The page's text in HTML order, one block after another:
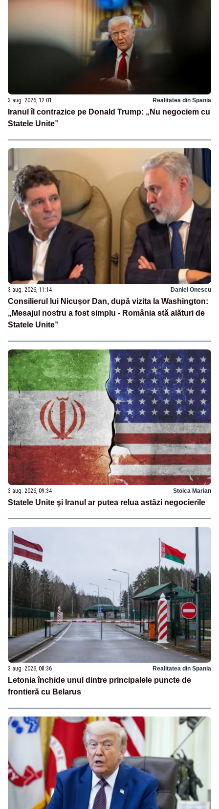
3 aug. 2026, 12:01 Realitatea din Spania
Iranul îl contrazice pe Donald Trump: „Nu negociem cu
Statele Unite”
3 aug. 2026, 11:14 Daniel Onescu
Consilierul lui Nicușor Dan, după vizita la Washington:
„Mesajul nostru a fost simplu - România stă alături de
Statele Unite”
3 aug. 2026, 09:34 Stoica Marian
Statele Unite şi Iranul ar putea relua astăzi negocierile
3 aug. 2026, 08:36 Realitatea din Spania
Letonia închide unul dintre principalele puncte de
frontieră cu Belarus